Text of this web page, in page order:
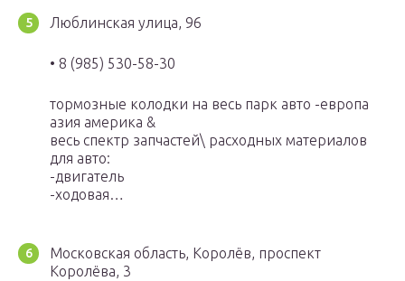
Люблинская улица, 96
• 8 (985) 530-58-30
тормозные колодки на весь парк авто -европа
азия америка &
весь спектр запчастей\ расходных материалов
для авто:
-двигатель
-ходовая…
Московская область, Королёв, проспект
Королёва, 3